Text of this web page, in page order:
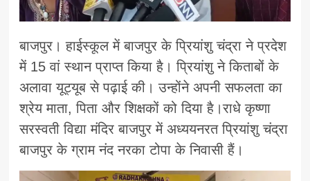
बाजपुर। हाईस्कूल में बाजपुर के प्रियांशु चंद्रा ने प्रदेश
में 15 वां स्थान प्राप्त किया है। प्रियांशु ने किताबों के
अलावा यूट्यूब से पढ़ाई की। उन्होंने अपनी सफलता का
श्रेय माता, पिता और शिक्षकों को दिया है।राधे कृष्णा
सरस्वती विद्या मंदिर बाजपुर में अध्ययनरत प्रियांशु चंद्रा
बाजपुर के ग्राम नंद नरका टोपा के निवासी हैं।